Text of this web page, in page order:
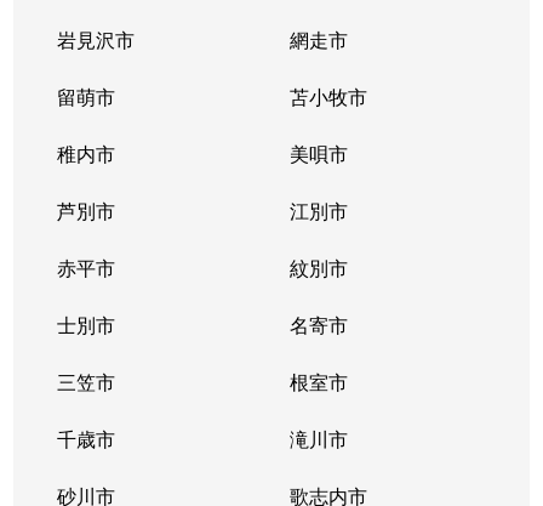
豊平４条
豊平公園
豊平４条
豊平公園
豊平４条
豊平公園
豊平６条
学園前(札幌)
豊平８条
学園前(札幌)
豊平８条
豊平公園
豊平９条
豊平公園
中の島１条
中の島
岩見沢市 網走市
留萌市 苫小牧市
稚内市 美唄市
芦別市 江別市
赤平市 紋別市
士別市 名寄市
三笠市 根室市
千歳市 滝川市
砂川市 歌志内市